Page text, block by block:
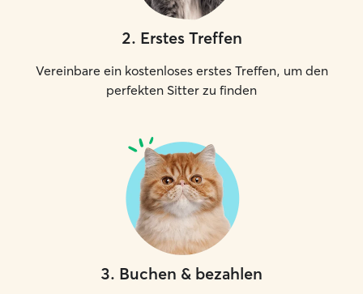
2. Erstes Treffen
Vereinbare ein kostenloses erstes Treffen, um den
perfekten Sitter zu finden
3. Buchen & bezahlen